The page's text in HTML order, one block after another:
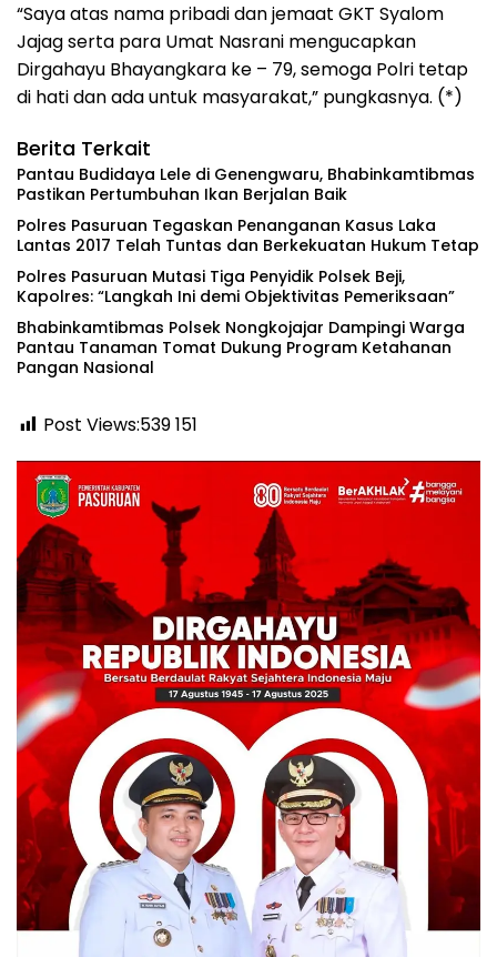
“Saya atas nama pribadi dan jemaat GKT Syalom
Jajag serta para Umat Nasrani mengucapkan
Dirgahayu Bhayangkara ke – 79, semoga Polri tetap
di hati dan ada untuk masyarakat,” pungkasnya. (*)
Berita Terkait
Pantau Budidaya Lele di Genengwaru, Bhabinkamtibmas
Pastikan Pertumbuhan Ikan Berjalan Baik
Polres Pasuruan Tegaskan Penanganan Kasus Laka
Lantas 2017 Telah Tuntas dan Berkekuatan Hukum Tetap
‎Polres Pasuruan Mutasi Tiga Penyidik Polsek Beji,
Kapolres: “Langkah Ini demi Objektivitas Pemeriksaan”
Bhabinkamtibmas Polsek Nongkojajar Dampingi Warga
Pantau Tanaman Tomat Dukung Program Ketahanan
Pangan Nasional
Post Views:539151